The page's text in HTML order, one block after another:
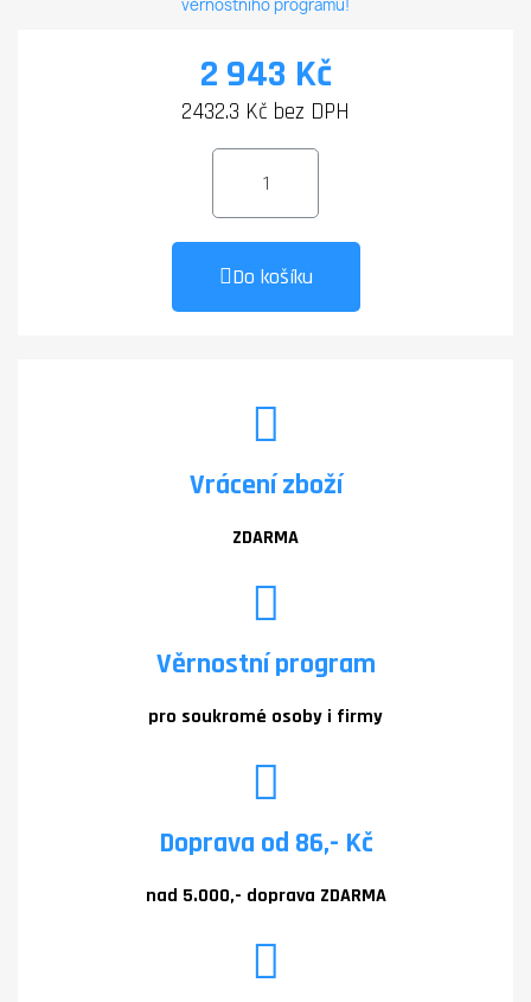
2 943 Kč
2432.3 Kč bez DPH
Do košíku
Vrácení zboží
ZDARMA
Věrnostní program
pro soukromé osoby i firmy
Doprava od 86,- Kč
nad 5.000,- doprava ZDARMA